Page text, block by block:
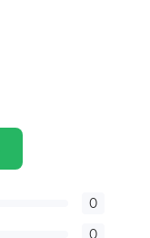
0